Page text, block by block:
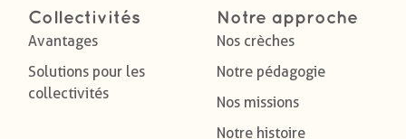
Collectivités
Avantages
Solutions pour les
collectivités
Notre approche
Nos crèches
Notre pédagogie
Nos missions
Notre histoire